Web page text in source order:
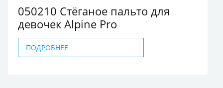
050210 Стёганое пальто для
девочек Alpine Pro
ПОДРОБНЕЕ